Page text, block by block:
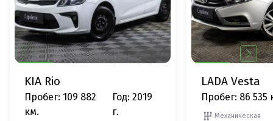
KIA Rio
Пробег: 109 882
км.
Год: 2019
г.
LADA Vesta
Пробег: 86 535
Механическая